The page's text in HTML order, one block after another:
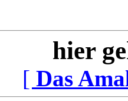
hier
[ Das